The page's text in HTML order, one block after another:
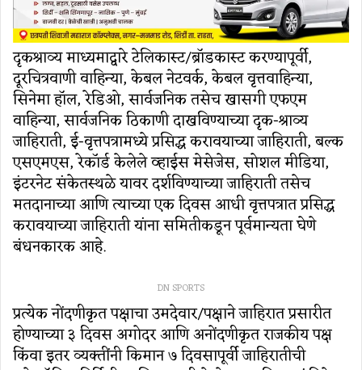
दृकश्राव्य माध्यमाद्वारे टेलिकास्ट/ब्रॉडकास्ट करण्यापूर्वी,
दूरचित्रवाणी वाहिन्या, केबल नेटवर्क, केबल वृत्तवाहिन्या,
सिनेमा हॉल, रेडिओ, सार्वजनिक तसेच खासगी एफएम
वाहिन्या, सार्वजनिक ठिकाणी दाखविण्याच्या दृक-श्राव्य
जाहिराती, ई-वृत्तपत्रामध्ये प्रसिद्ध करावयाच्या जाहिराती, बल्क
एसएमएस, रेकॉर्ड केलेले व्हाईस मेसेजेस, सोशल मीडिया,
इंटरनेट संकेतस्थळे यावर दर्शविण्याच्या जाहिराती तसेच
मतदानाच्या आणि त्याच्या एक दिवस आधी वृत्तपत्रात प्रसिद्ध
करावयाच्या जाहिराती यांना समितीकडून पूर्वमान्यता घेणे
बंधनकारक आहे.
DN SPORTS
प्रत्येक नोंदणीकृत पक्षाचा उमदेवार/पक्षाने जाहिरात प्रसारीत
होण्याच्या ३ दिवस अगोदर आणि अनोंदणीकृत राजकीय पक्ष
किंवा इतर व्यक्तींनी किमान ७ दिवसापूर्वी जाहिरातीची